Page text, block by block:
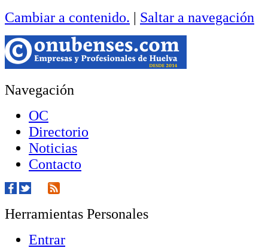
Cambiar a contenido. | Saltar a navegación
Navegación
OC
Directorio
Noticias
Contacto
Herramientas Personales
Entrar